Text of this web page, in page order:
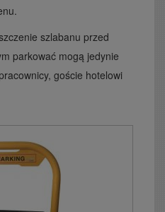
szlabanu przed
parkować mogą jedynie
goście hotelowi